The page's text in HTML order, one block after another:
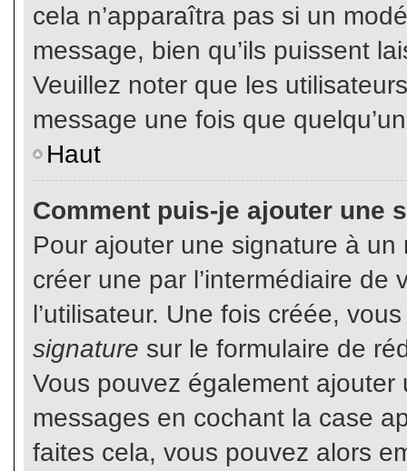
cela n’apparaîtra pas si un
message, bien qu’ils puissent
Veuillez noter que les
message une fois que
Haut
Comment puis-je ajouter une
Pour ajouter une signature à un
créer une par l’intermédiaire
l’utilisateur. Une fois créée,
signature sur le formulaire de
Vous pouvez également
messages en cochant la case
faites cela, vous pouvez alors